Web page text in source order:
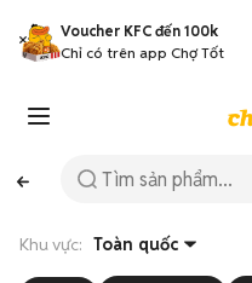
Voucher KFC đến 100k
Chỉ có trên app Chợ Tốt
Khu vực: Toàn quốc